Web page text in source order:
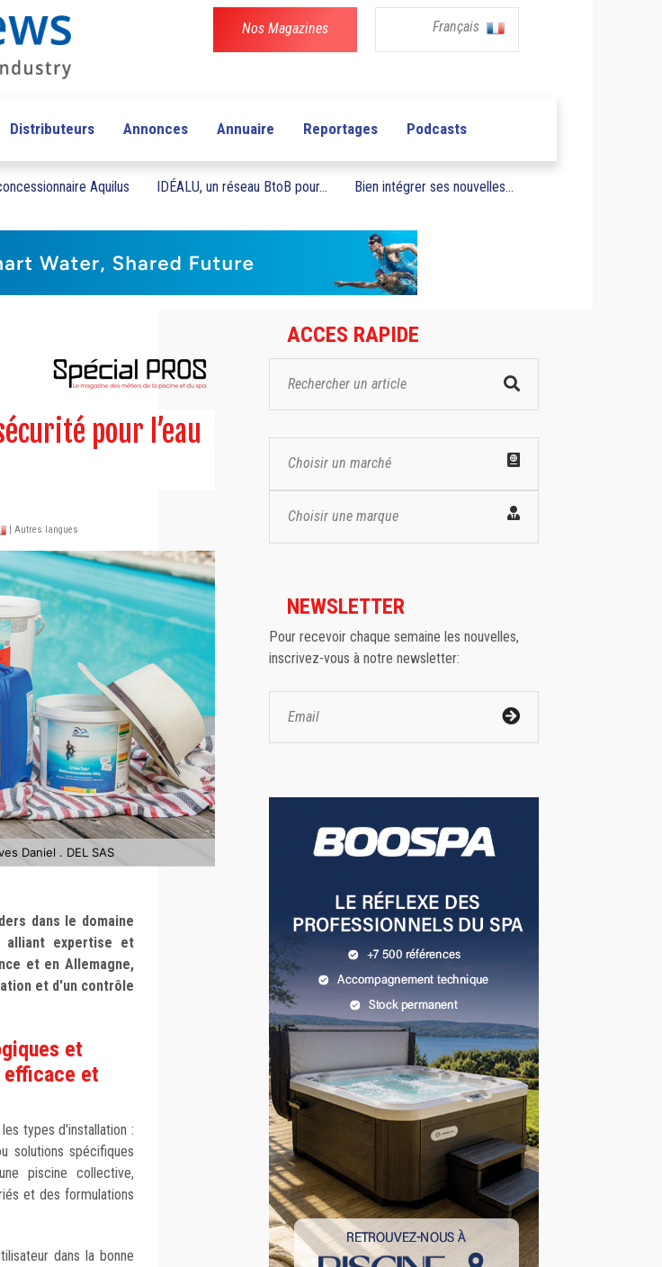
Nos Magazines Français
Distributeurs Annonces Annuaire Reportages Podcasts
Aquilus IDÉALU, un réseau BtoB pour... Bien intégrer ses nouvelles...
pour l’eau
| Autres langues
Daniel . DEL SAS
dans le domaine
alliant expertise et
et en Allemagne,
et d'un contrôle
et
efficace et
types d'installation :
solutions spécifiques
piscine collective,
et des formulations
dans la bonne
ACCES RAPIDE
Choisir un marché
Choisir une marque
NEWSLETTER
Pour recevoir chaque semaine les nouvelles,
inscrivez-vous à notre newsletter: